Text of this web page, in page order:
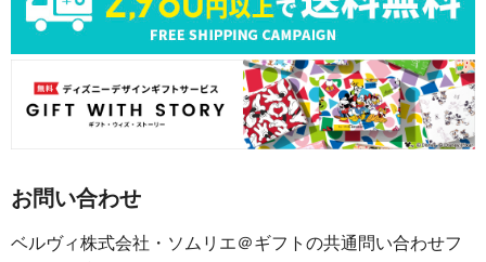
お問い合わせ
ベルヴィ株式会社・ソムリエ＠ギフトの共通問い合わせフ